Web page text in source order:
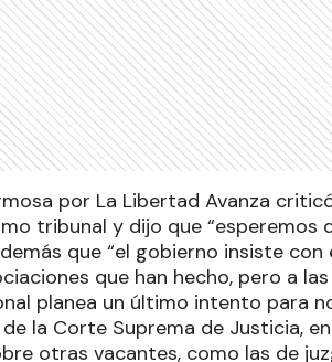
por La Libertad Avanza
tribunal y dijo que “esperemos
que “el gobierno insiste
que han hecho, pero a
planea un último intento para
la Corte Suprema de Justicia,
otras vacantes, como las de